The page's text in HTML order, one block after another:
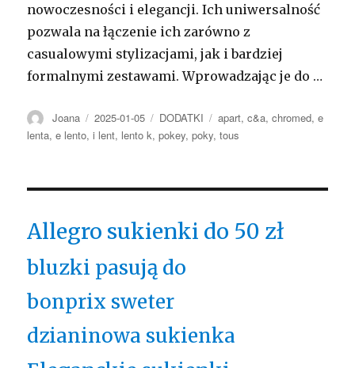
nowoczesności i elegancji. Ich uniwersalność
pozwala na łączenie ich zarówno z
casualowymi stylizacjami, jak i bardziej
formalnymi zestawami. Wprowadzając je do …
Autor
Joana Opublikowano
2025-01-05 Kategorie
DODATKI Tagi
apart,c&a,chromed,e
lenta,e lento,i lent, lento k,pokey,poky,tous
Allegro sukienki do 50 zł
bluzki pasują do
bonprix sweter
dzianinowa sukienka